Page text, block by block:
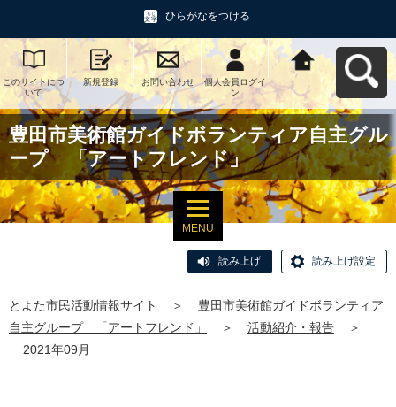
ひらがなをつける
このサイトにつ
いて
新規登録 お問い合わせ
個人会員ログイ
ン
とよた市民活動
情報サイトへ戻
る
豊田市美術館ガイドボランティア自主グル
ープ 「アートフレンド」
MENU
読み上げ 読み上げ設定
とよた市民活動情報サイト ＞
豊田市美術館ガイドボランティア
自主グループ 「アートフレンド」
＞ 活動紹介・報告
＞
2021年09月